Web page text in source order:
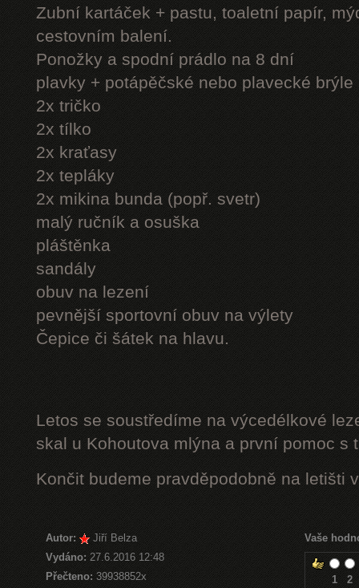
Zubní kartáček + pastu, toaletní papír,
cestovním balení.
Ponožky a spodní prádlo na 8 dní
plavky + potápěčské nebo plavecké brýle
2x tričko
2x tílko
2x kraťasy
2x tepláky
2x mikina bunda (popř. svetr)
malý ručník a osuška
pláštěnka
sandály
obuv na lezení
pevnější sportovní obuv na výlety
Čepice či šátek na hlavu.
Letos se soustředíme na výcedélkové
skal u Kohoutova mlýna a první pomoc s
Končit budeme pravděpodobně na letišti
Autor:
Jiří Belza
Vydáno: 27.6.2016 12:48
Přečteno:39938852x
Vaše
1 2